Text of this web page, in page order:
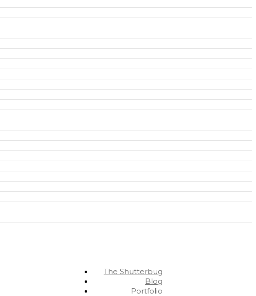
The Shutterbug
Blog
Portfolio